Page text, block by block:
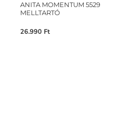
ANITA MOMENTUM 5529
MELLTARTÓ
26.990 Ft